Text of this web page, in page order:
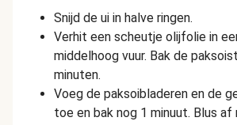
Snijd de ui in halve ringen.
Verhit een scheutje olijfolie in
middelhoog vuur. Bak de
minuten.
Voeg de paksoibladeren en de
toe en bak nog 1 minuut. Blus